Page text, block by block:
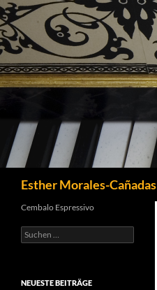
Esther Morales-Cañadas
Cembalo Espressivo
Suchen
nach:
NEUESTE BEITRÄGE